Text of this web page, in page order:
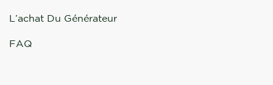
L’achat Du Générateur
FAQ